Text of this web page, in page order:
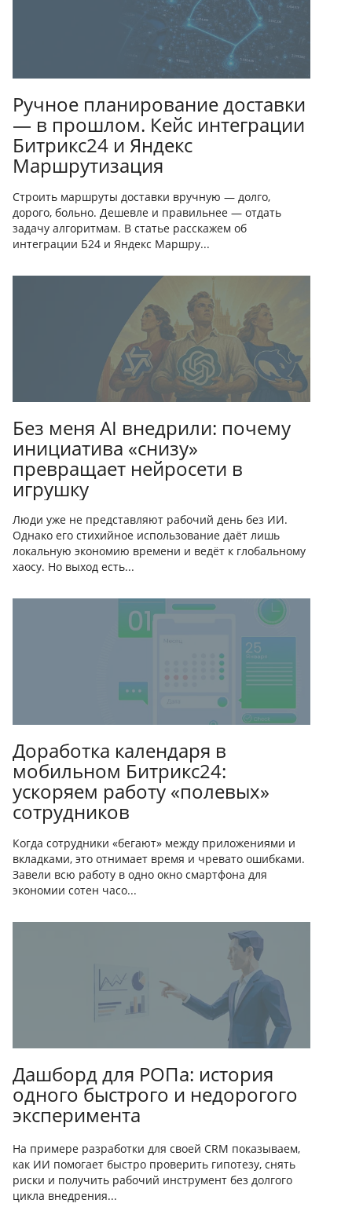
Ручное планирование доставки
— в прошлом. Кейс интеграции
Битрикс24 и Яндекс
Маршрутизация
Строить маршруты доставки вручную — долго,
дорого, больно. Дешевле и правильнее — отдать
задачу алгоритмам. В статье расскажем об
интеграции Б24 и Яндекс Маршру...
Без меня AI внедрили: почему
инициатива «снизу»
превращает нейросети в
игрушку
Люди уже не представляют рабочий день без ИИ.
Однако его стихийное использование даёт лишь
локальную экономию времени и ведёт к глобальному
хаосу. Но выход есть...
Доработка календаря в
мобильном Битрикс24:
ускоряем работу «полевых»
сотрудников
Когда сотрудники «бегают» между приложениями и
вкладками, это отнимает время и чревато ошибками.
Завели всю работу в одно окно смартфона для
экономии сотен часо...
Дашборд для РОПа: история
одного быстрого и недорогого
эксперимента
На примере разработки для своей CRM показываем,
как ИИ помогает быстро проверить гипотезу, снять
риски и получить рабочий инструмент без долгого
цикла внедрения...